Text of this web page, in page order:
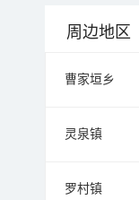
周边地区
曹家垣乡
灵泉镇
罗村镇